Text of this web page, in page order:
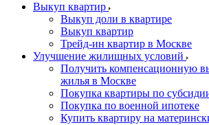
Выкуп квартир
Выкуп доли в квартире
Выкуп квартир
Трейд-ин квартир в Москве
Улучшение жилищных условий
Получить компенсационную
жилья в Москве
Покупка квартиры по
Покупка по военной ипотеке
Купить квартиру на